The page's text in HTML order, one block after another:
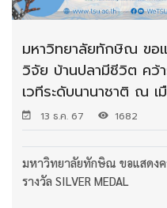
มหาวิทยาลัยทักษิณ ขอ
วิจัย บ้านปลามีชีวิต คว้
เวทีระดับนานาชาติ ณ เ
13 ธ.ค. 67 1682
มหาวิทยาลัยทักษิณ ขอแสดง
รางวัล SILVER MEDAL